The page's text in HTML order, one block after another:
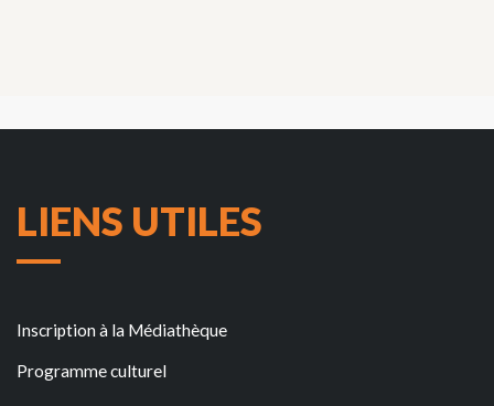
LIENS UTILES
Inscription à la Médiathèque
Programme culturel